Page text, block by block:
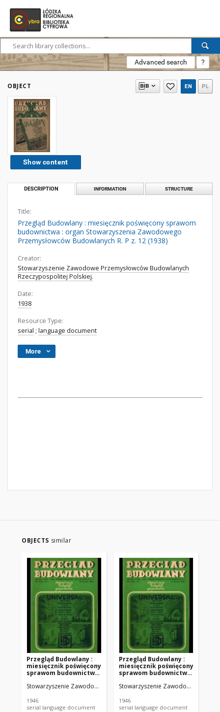
Advanced search ?
OBJECT EN PL
Show content
DESCRIPTION INFORMATION STRUCTURE
Title:
Przegląd Budowlany : miesięcznik poświęcony sprawom
budownictwa : organ Stowarzyszenia Zawodowego
Przemysłowców Budowlanych R. P z. 12 (1938)
Creator:
Stowarzyszenie Zawodowe Przemysłowców Budowlanych
Rzeczypospolitej Polskiej.
Date:
1938
Resource Type:
serial ; language document
More
OBJECTS similar
Przegląd Budowlany :
miesięcznik poświęcony
sprawom budownictwa
Zawodowego
Budowlanych R. P. R.
XVIII nr 12 (1946)
Stowarzyszenie Zawodowe Przemysłowców Budowlanych
1946
serial language document
Przegląd Budowlany :
miesięcznik poświęcony
sprawom budownictwa
Zawodowego
Budowlanych R. P. R.
XVIII nr 5 (1946)
Stowarzyszenie Zawodowe
1946
serial language document